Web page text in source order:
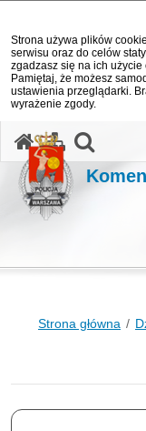
Strona używa plików
serwisu oraz do celów
zgadzasz się na ich
Pamiętaj, że możesz
ustawienia przeglądarki.
wyrażenie zgody.
Strona główna